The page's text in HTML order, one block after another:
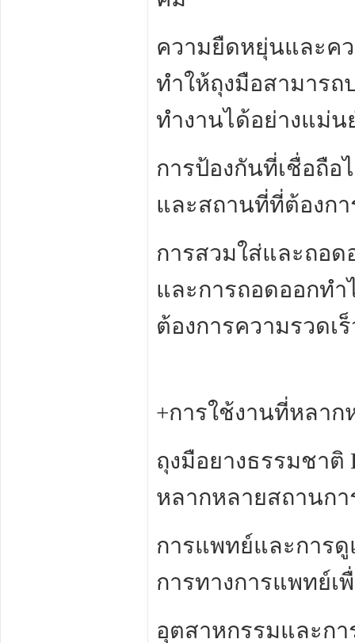
ความยืดหยุ่นและค
ทำให้ถุงมือสามาร
ทำงานได้อย่างแม่
การป้องกันที่เชื่อถือ
และสถานที่ที่ต้องกา
การสวมใส่และถอด
และการถอดออกทำ
ต้องการความรวดเ
+การใช้งานที่หลาก
ถุงมือยางธรรมชาติ
หลากหลายสถานก
การแพทย์และการ
การทางการแพทย์เ
อุตสาหกรรมและกา